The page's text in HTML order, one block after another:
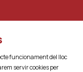
funcionament del lloc
servir cookies per